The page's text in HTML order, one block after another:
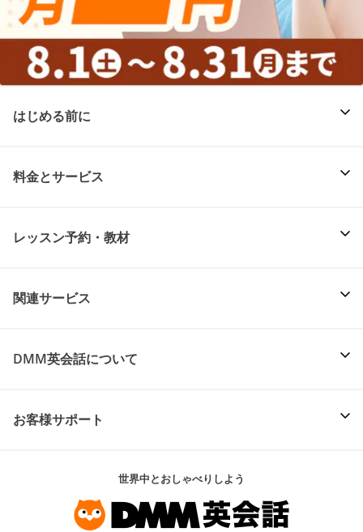
はじめる前に
料金とサービス
レッスン予約・教材
関連サービス
DMM英会話について
お客様サポート
世界中とおしゃべりしよう